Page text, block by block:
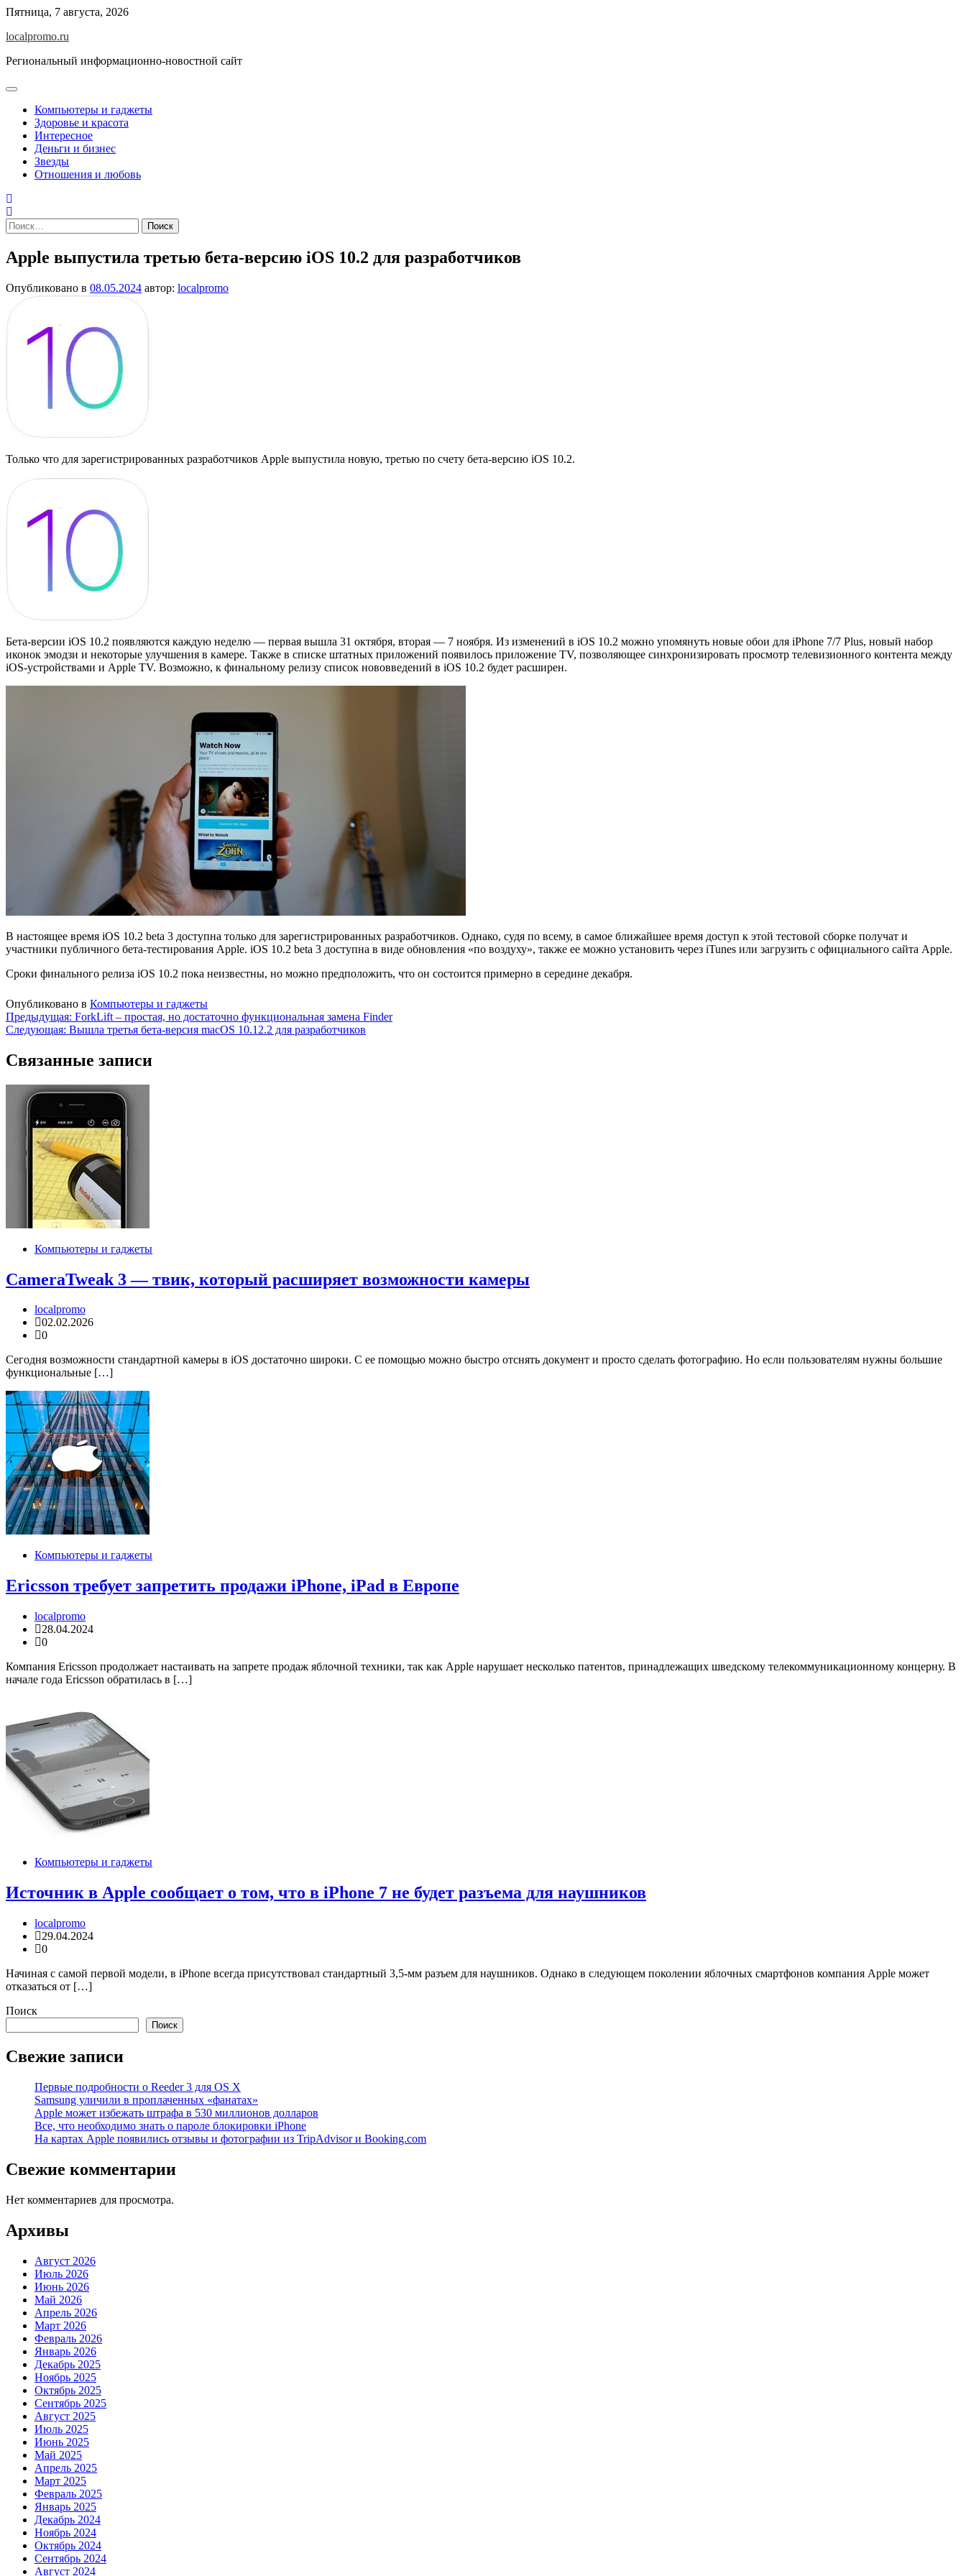
Перейти
содержимому
Пятница, 7 августа, 2026
localpromo.ru
Региональный информационно-новостной сайт
Компьютеры и гаджеты
Здоровье и красота
Интересное
Деньги и бизнес
Звезды
Отношения и любовь
Найти:
Apple выпустила третью бета-версию iOS 10.2 для разработчиков
Опубликовано в 08.05.2024 автор: localpromo
Только что для зарегистрированных разработчиков Apple выпустила новую, третью по счету бета-версию iOS 10.2.
Бета-версии iOS 10.2 появляются каждую неделю — первая вышла 31 октября, вторая — 7 ноября. Из изменений в iOS 10.2 можно упомянуть новые обои для iPhone 7/7 Plus, новый набор
иконок эмодзи и некоторые улучшения в камере. Также в списке штатных приложений появилось приложение TV, позволяющее синхронизировать просмотр телевизионного контента между
iOS-устройствами и Apple TV. Возможно, к финальному релизу список нововведений в iOS 10.2 будет расширен.
В настоящее время iOS 10.2 beta 3 доступна только для зарегистрированных разработчиков. Однако, судя по всему, в самое ближайшее время доступ к этой тестовой сборке получат и
участники публичного бета-тестирования Apple. iOS 10.2 beta 3 доступна в виде обновления «по воздуху», также ее можно установить через iTunes или загрузить с официального сайта Apple.
Сроки финального релиза iOS 10.2 пока неизвестны, но можно предположить, что он состоится примерно в середине декабря.
Опубликовано в Компьютеры и гаджеты
Навигация
по
записям
Предыдущая: ForkLift – простая, но достаточно функциональная замена Finder
Следующая: Вышла третья бета-версия macOS 10.12.2 для разработчиков
Связанные записи
Компьютеры и гаджеты
CameraTweak 3 — твик, который расширяет возможности камеры
localpromo
02.02.2026
0
Сегодня возможности стандартной камеры в iOS достаточно широки. С ее помощью можно быстро отснять документ и просто сделать фотографию. Но если пользователям нужны большие
функциональные […]
Компьютеры и гаджеты
Ericsson требует запретить продажи iPhone, iPad в Европе
localpromo
28.04.2024
0
Компания Ericsson продолжает настаивать на запрете продаж яблочной техники, так как Apple нарушает несколько патентов, принадлежащих шведскому телекоммуникационному концерну. В
начале года Ericsson обратилась в […]
Компьютеры и гаджеты
Источник в Apple сообщает о том, что в iPhone 7 не будет разъема для наушников
localpromo
29.04.2024
0
Начиная с самой первой модели, в iPhone всегда присутствовал стандартный 3,5-мм разъем для наушников. Однако в следующем поколении яблочных смартфонов компания Apple может
отказаться от […]
Поиск
Поиск
Свежие записи
Первые подробности о Reeder 3 для OS X
Samsung уличили в проплаченных «фанатах»
Apple может избежать штрафа в 530 миллионов долларов
Все, что необходимо знать о пароле блокировки iPhone
На картах Apple появились отзывы и фотографии из TripAdvisor и Booking.com
Свежие комментарии
Нет комментариев для просмотра.
Архивы
Август 2026
Июль 2026
Июнь 2026
Май 2026
Апрель 2026
Март 2026
Февраль 2026
Январь 2026
Декабрь 2025
Ноябрь 2025
Октябрь 2025
Сентябрь 2025
Август 2025
Июль 2025
Июнь 2025
Май 2025
Апрель 2025
Март 2025
Февраль 2025
Январь 2025
Декабрь 2024
Ноябрь 2024
Октябрь 2024
Сентябрь 2024
Август 2024